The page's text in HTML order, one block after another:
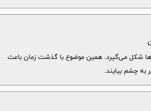
شکل می‌گیرد. همین موضوع با گذشت زمان باعث
چشم بیایند.